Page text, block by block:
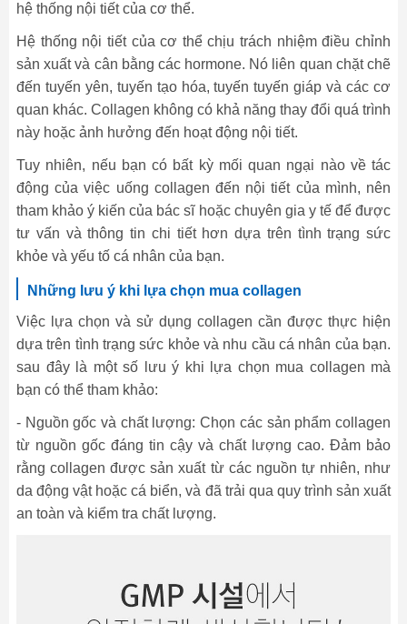
hệ thống nội tiết của cơ thể.
Hệ thống nội tiết của cơ thể chịu trách nhiệm điều chỉnh
sản xuất và cân bằng các hormone. Nó liên quan chặt chẽ
đến tuyến yên, tuyến tạo hóa, tuyến tuyến giáp và các cơ
quan khác. Collagen không có khả năng thay đổi quá trình
này hoặc ảnh hưởng đến hoạt động nội tiết.
Tuy nhiên, nếu bạn có bất kỳ mối quan ngại nào về tác
động của việc uống collagen đến nội tiết của mình, nên
tham khảo ý kiến ​​của bác sĩ hoặc chuyên gia y tế để được
tư vấn và thông tin chi tiết hơn dựa trên tình trạng sức
khỏe và yếu tố cá nhân của bạn.
Những lưu ý khi lựa chọn mua collagen
Việc lựa chọn và sử dụng collagen cần được thực hiện
dựa trên tình trạng sức khỏe và nhu cầu cá nhân của bạn.
sau đây là một số lưu ý khi lựa chọn mua collagen mà
bạn có thể tham khảo:
- Nguồn gốc và chất lượng: Chọn các sản phẩm collagen
từ nguồn gốc đáng tin cậy và chất lượng cao. Đảm bảo
rằng collagen được sản xuất từ các nguồn tự nhiên, như
da động vật hoặc cá biển, và đã trải qua quy trình sản xuất
an toàn và kiểm tra chất lượng.